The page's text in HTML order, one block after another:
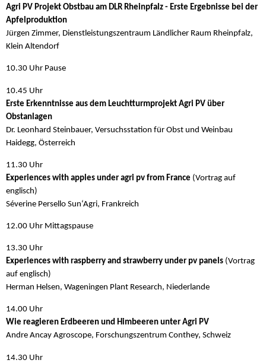
Agri PV Projekt Obstbau am DLR Rheinpfalz - Erste Ergebnisse bei der
Apfelproduktion
Jürgen Zimmer, Dienstleistungszentraum Ländlicher Raum Rheinpfalz,
Klein Altendorf
10.30 Uhr Pause
10.45 Uhr
Erste Erkenntnisse aus dem Leuchtturmprojekt Agri PV über
Obstanlagen
Dr. Leonhard Steinbauer, Versuchsstation für Obst und Weinbau
Haidegg, Österreich
11.30 Uhr
Experiences with apples under agri pv from France (Vortrag auf
englisch)
Séverine Persello Sun‘Agri, Frankreich
12.00 Uhr Mittagspause
13.30 Uhr
Experiences with raspberry and strawberry under pv panels (Vortrag
auf englisch)
Herman Helsen, Wageningen Plant Research, Niederlande
14.00 Uhr
Wie reagieren Erdbeeren und Himbeeren unter Agri PV
Andre Ancay Agroscope, Forschungszentrum Conthey, Schweiz
14.30 Uhr